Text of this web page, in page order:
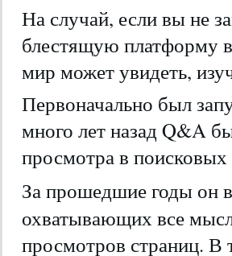
На случай, если вы не
блестящую платформу
мир может увидеть,
Первоначально был
много лет назад Q&A
просмотра в
За прошедшие годы он
охватывающих все
просмотров страниц. В